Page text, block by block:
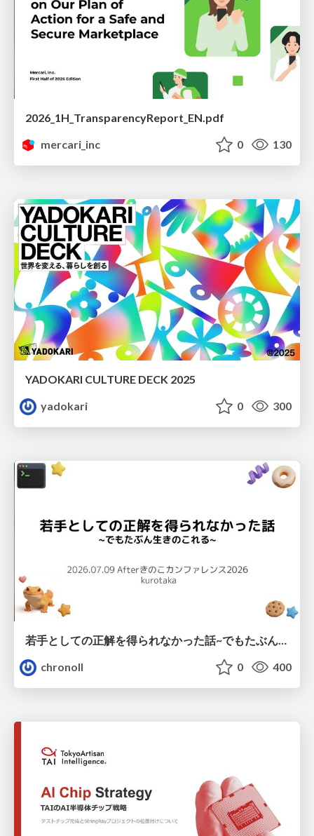
2026_1H_TransparencyReport_EN.pdf
mercari_inc
0 130
YADOKARI CULTURE DECK 2025
yadokari
0 300
若手としての正解を得られなかった話~でもたぶん生きのこれる~
chronoll
0 400